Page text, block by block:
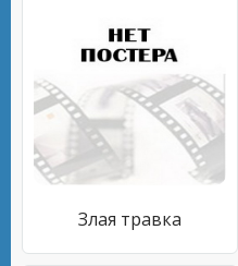
Злая травка